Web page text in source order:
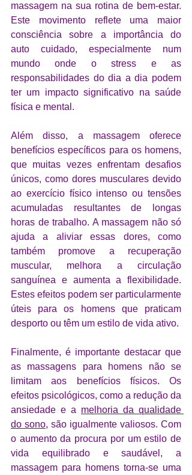
massagem na sua rotina de bem-estar.
Este movimento reflete uma maior
consciência sobre a importância do
auto cuidado, especialmente num
mundo onde o stress e as
responsabilidades do dia a dia podem
ter um impacto significativo na saúde
física e mental.
Além disso, a massagem oferece
benefícios específicos para os homens,
que muitas vezes enfrentam desafios
únicos, como dores musculares devido
ao exercício físico intenso ou tensões
acumuladas resultantes de longas
horas de trabalho. A massagem não só
ajuda a aliviar essas dores, como
também promove a recuperação
muscular, melhora a circulação
sanguínea e aumenta a flexibilidade.
Estes efeitos podem ser particularmente
úteis para os homens que praticam
desporto ou têm um estilo de vida ativo.
Finalmente, é importante destacar que
as massagens para homens não se
limitam aos benefícios físicos. Os
efeitos psicológicos, como a redução da
ansiedade e a melhoria da qualidade
do sono, são igualmente valiosos. Com
o aumento da procura por um estilo de
vida equilibrado e saudável, a
massagem para homens torna-se uma